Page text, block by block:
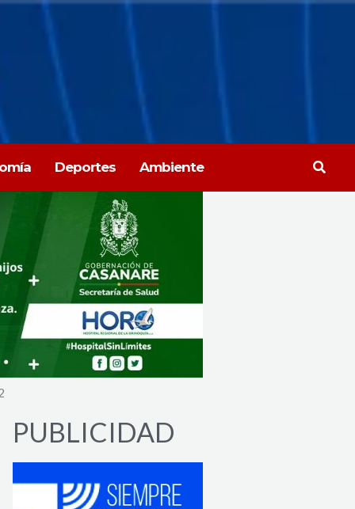
Deportes Ambiente Buscar
PUBLICIDAD